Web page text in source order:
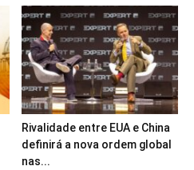
Rivalidade entre EUA e China
definirá a nova ordem global
nas...